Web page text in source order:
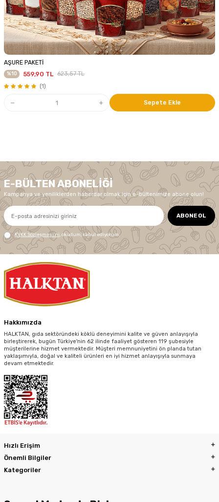
AŞURE PAKETİ
%10 559,90 TL 623,57TL
(1)
Sepete Ekle
E-BÜLTEN ABONELIĞI
Kampanya ve yeniliklerden haberdar olmak için e-bültenimize abone olun!
ABONE OL
KVKK Sözleşmesi'ni , okudum, kabul ediyorum.
Hakkımızda
HALKTAN, gıda sektöründeki köklü deneyimini kalite ve güven anlayışıyla
birleştirerek, bugün Türkiye'nin 62 ilinde faaliyet gösteren 119 şubesiyle
müşterilerine hizmet vermektedir. Müşteri memnuniyetini ön planda tutan
yaklaşımıyla, doğal ve kaliteli ürünleri en iyi hizmet anlayışıyla sunmaya
devam etmektedir.
Hızlı Erişim
Önemli Bilgiler
Kategoriler